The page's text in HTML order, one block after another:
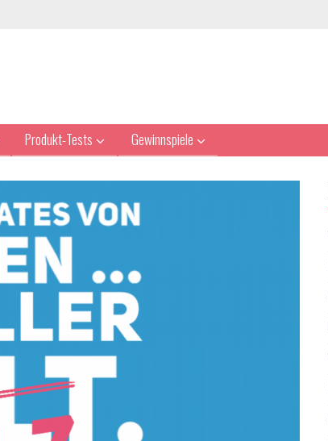
Produkt-Tests Gewinnspiele